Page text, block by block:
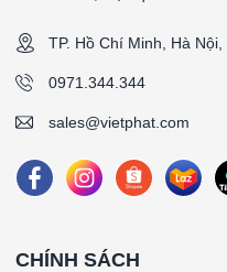
TP. Hồ Chí Minh, Hà
0971.344.344
sales@vietphat.com
CHÍNH SÁCH